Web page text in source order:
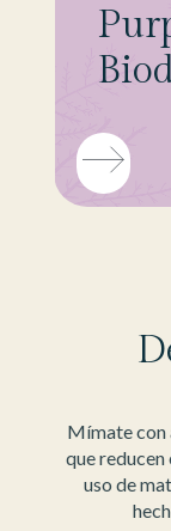
Mímate con
que reducen
uso de